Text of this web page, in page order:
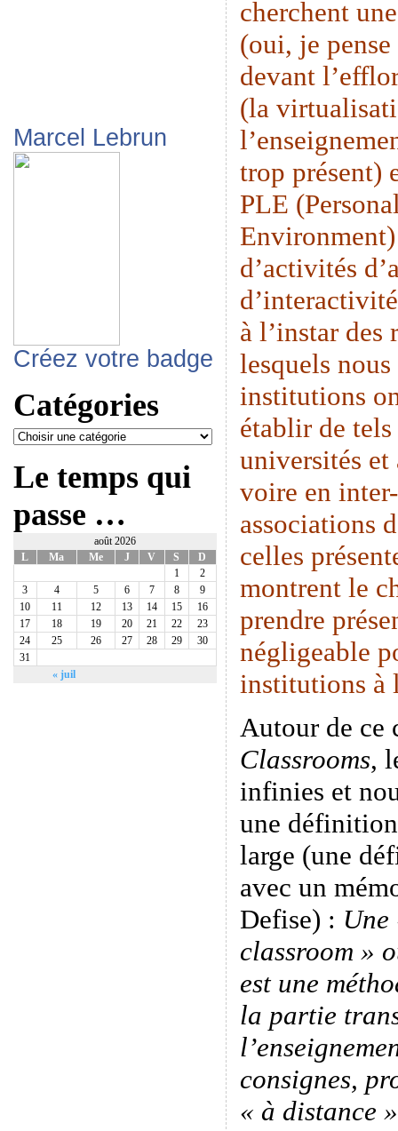
Marcel Lebrun
Créez votre badge
Catégories
Le temps qui
passe …
août 2026
L
Ma Me J V S D
« juil
1
2
3
4 5 6 7 8
9
10
11 12 13 14 15
16
17
18 19 20 21 22
23
24
25 26 27 28 29
30
31
cherchent
(oui, je pense
devant
(la
trop présent)
PLE
d’activités
à l’instar des
lesquels
institutions
établir de tels
universités et
voire en
associations
celles
montrent le
prendre
négligeable
institutions à
Autour de ce
Classrooms,
infinies et
une
large (une
avec un
Defise) :
classroom »
est une
la partie
consignes,
« à distance